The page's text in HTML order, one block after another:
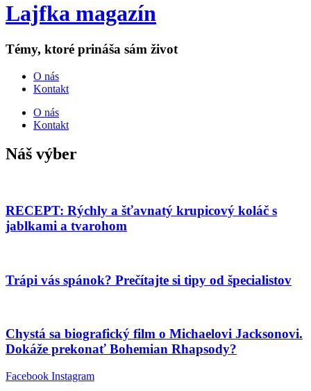
Lajfka magazín
Témy, ktoré prináša sám život
O nás
Kontakt
O nás
Kontakt
Náš výber
RECEPT: Rýchly a šťavnatý krupicový koláč s
jablkami a tvarohom
Trápi vás spánok? Prečítajte si tipy od špecialistov
Chystá sa biografický film o Michaelovi Jacksonovi.
Dokáže prekonať Bohemian Rhapsody?
Facebook Instagram